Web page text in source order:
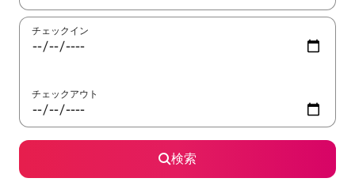
チェックイン
チェックアウト
検索